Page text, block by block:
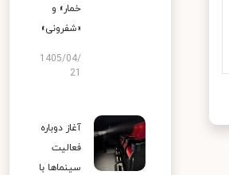
خمار» و
«شفرونی»
1405/04/
آغاز دوباره
فعالیت
سینماها با